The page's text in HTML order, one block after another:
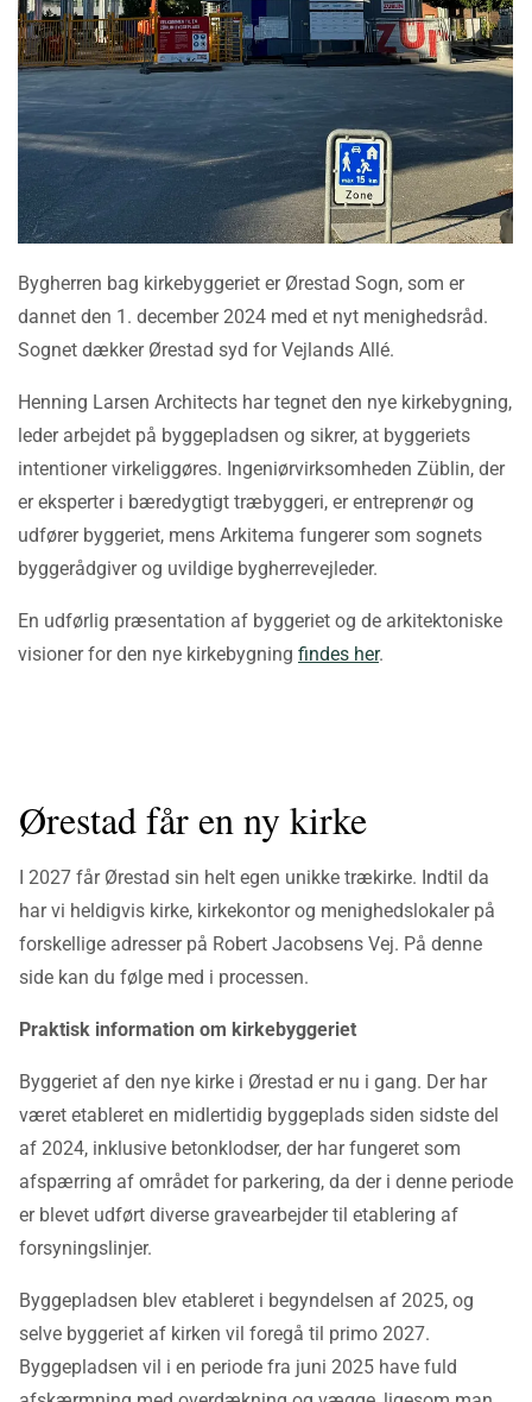
Bygherren bag kirkebyggeriet er Ørestad Sogn, som er
dannet den 1. december 2024 med et nyt menighedsråd.
Sognet dækker Ørestad syd for Vejlands Allé.
Henning Larsen Architects har tegnet den nye kirkebygning,
leder arbejdet på byggepladsen og sikrer, at byggeriets
intentioner virkeliggøres. Ingeniørvirksomheden Züblin, der
er eksperter i bæredygtigt træbyggeri, er entreprenør og
udfører byggeriet, mens Arkitema fungerer som sognets
byggerådgiver og uvildige bygherrevejleder.
En udførlig præsentation af byggeriet og de arkitektoniske
visioner for den nye kirkebygning findes her.
Ørestad får en ny kirke
I 2027 får Ørestad sin helt egen unikke trækirke. Indtil da
har vi heldigvis kirke, kirkekontor og menighedslokaler på
forskellige adresser på Robert Jacobsens Vej. På denne
side kan du følge med i processen.
Praktisk information om kirkebyggeriet
Byggeriet af den nye kirke i Ørestad er nu i gang. Der har
været etableret en midlertidig byggeplads siden sidste del
af 2024, inklusive betonklodser, der har fungeret som
afspærring af området for parkering, da der i denne periode
er blevet udført diverse gravearbejder til etablering af
forsyningslinjer.
Byggepladsen blev etableret i begyndelsen af 2025, og
selve byggeriet af kirken vil foregå til primo 2027.
Byggepladsen vil i en periode fra juni 2025 have fuld